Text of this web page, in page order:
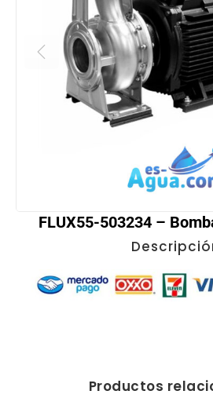
FLUX55-503234 –
Productos